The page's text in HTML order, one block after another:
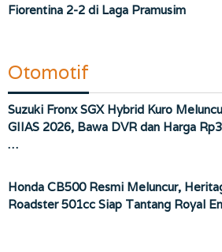
Fiorentina 2-2 di Laga Pramusim
Otomotif
Suzuki Fronx SGX Hybrid Kuro
GIIAS 2026, Bawa DVR dan Harga
…
Honda CB500 Resmi Meluncur,
Roadster 501cc Siap Tantang Royal